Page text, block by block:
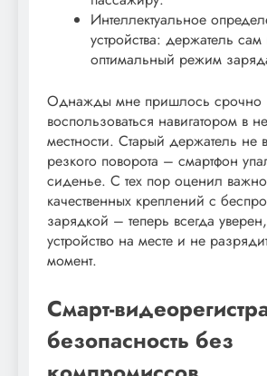
Интеллектуальное
устройства: держатель
оптимальный режим
Однажды мне пришлось срочно
воспользоваться навигатором в
местности. Старый держатель не
резкого поворота – смартфон
сиденье. С тех пор оценил
качественных креплений с
зарядкой – теперь всегда
устройство на месте и не
момент.
Смарт-
безопасность без